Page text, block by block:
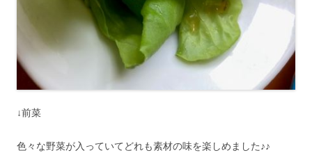
↓前菜
色々な野菜が入っていてどれも素材の味を楽しめました♪♪